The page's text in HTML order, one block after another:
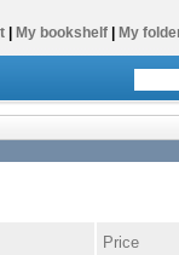
My bookshelf My
Price